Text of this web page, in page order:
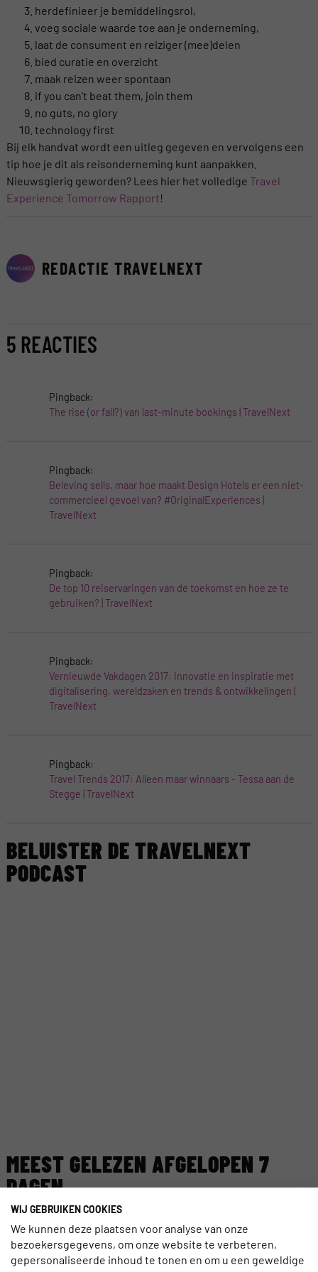
herdefinieer je bemiddelingsrol,
voeg sociale waarde toe aan je onderneming,
laat de consument en reiziger (mee)delen
bied curatie en overzicht
maak reizen weer spontaan
if you can’t beat them, join them
no guts, no glory
technology first
Bij elk handvat wordt een uitleg gegeven en vervolgens een
tip hoe je dit als reisonderneming kunt aanpakken.
Nieuwsgierig geworden? Lees hier het volledige Travel
Experience Tomorrow Rapport!
REDACTIE TRAVELNEXT
5 REACTIES
Pingback:
The rise (or fall?) van last-minute bookings | TravelNext
Pingback:
Beleving sells, maar hoe maakt Design Hotels er een niet-
commercieel gevoel van? #OriginalExperiences |
TravelNext
Pingback:
De top 10 reiservaringen van de toekomst en hoe ze te
gebruiken? | TravelNext
Pingback:
Vernieuwde Vakdagen 2017: Innovatie en inspiratie met
digitalisering, wereldzaken en trends & ontwikkelingen |
TravelNext
Pingback:
Travel Trends 2017: Alleen maar winnaars - Tessa aan de
Stegge | TravelNext
BELUISTER DE TRAVELNEXT
PODCAST
MEEST GELEZEN AFGELOPEN 7
DAGEN
EGYPTE LANCEERT NIEUW DIGITAAL
VISUMSYSTEEM
WIJ GEBRUIKEN COOKIES
We kunnen deze plaatsen voor analyse van onze
bezoekersgegevens, om onze website te verbeteren,
gepersonaliseerde inhoud te tonen en om u een geweldige